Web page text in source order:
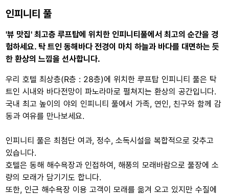
인피니티 풀
'뷰 맛집' 최고층 루프탑에 위치한 인피니티풀에서 최고의 순간을 경
험하세요. 탁 트인 동해바다 전경이 마치 하늘과 바다를 대면하는 듯
한 환상의 느낌을 선사합니다.
우리 호텔 최상층(R층 : 28층)에 위치한 루프탑 인피니티 풀은 탁
트인 시내와 바다전망이 파노라마로 펼쳐지는 환상의 공간입니다.
국내 최고 높이의 야외 인피니티 풀에서 가족, 연인, 친구와 함께 감
동과 여유를 만나보세요.
인피니티 풀은 최첨단 여과, 정수, 소독시설을 복합적으로 갖추고
있습니다.
호텔은 동해 해수욕장과 인접하여, 해풍의 모래바람으로 풀장에 소
량의 모래가 담기기도 합니다.
또한, 인근 해수욕장 이용 고객이 모래를 옮겨 오고 있지만 수질에